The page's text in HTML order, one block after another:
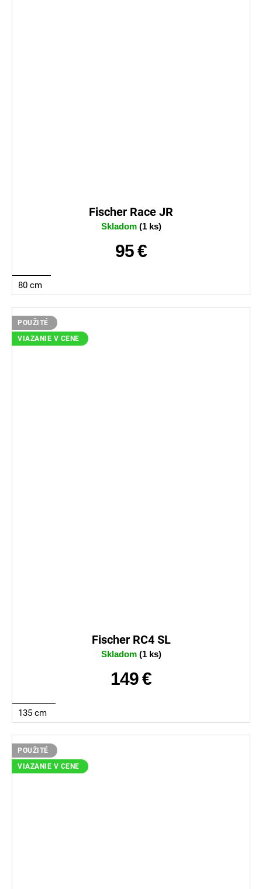
Fischer Race JR
Skladom (1 ks)
95 €
80 cm
POUŽITÉ
VIAZANIE V CENE
Fischer RC4 SL
Skladom (1 ks)
149 €
135 cm
POUŽITÉ
VIAZANIE V CENE